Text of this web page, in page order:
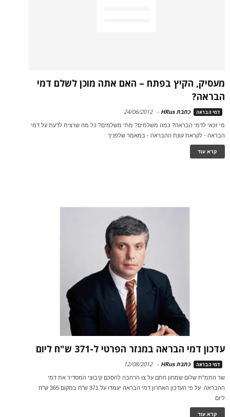
מעסיק, הקיץ בפתח – האם אתה מוכן לשלם דמי
הבראה?
דמי הבראה כתבת HRus -
24/06/2012
מי זכאי לדמי הבראה? כמה משלמים? מתי משלמים? כל מה שרצית לדעת על דמי
הבראה - לקראת עונת ההבראה - במאמר שלפניך
קרא עוד
עדכון דמי הבראה במגזר הפרטי ל-371 ש"ח ליום
דמי הבראה כתבת HRus -
12/08/2012
שר התמ"ת שלום שמחון חתם על צו הרחבה להסכם קיבוצי המסדיר את דמי
ההבראה. על פי העדכון האחרון דמי הבראה יעמדו על 371 ש"ח במקום 365 ש"ח
ליום
קרא עוד